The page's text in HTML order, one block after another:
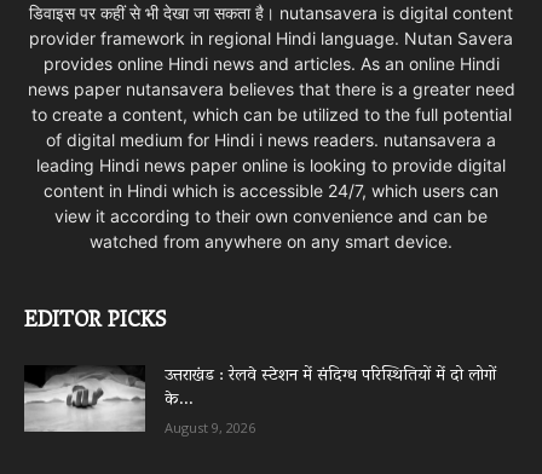
डिवाइस पर कहीं से भी देखा जा सकता है। nutansavera is digital content
provider framework in regional Hindi language. Nutan Savera
provides online Hindi news and articles. As an online Hindi
news paper nutansavera believes that there is a greater need
to create a content, which can be utilized to the full potential
of digital medium for Hindi i news readers. nutansavera a
leading Hindi news paper online is looking to provide digital
content in Hindi which is accessible 24/7, which users can
view it according to their own convenience and can be
watched from anywhere on any smart device.
EDITOR PICKS
उत्तराखंड : रेलवे स्टेशन में संदिग्ध परिस्थितियों में दो लोगों
के...
August 9, 2026